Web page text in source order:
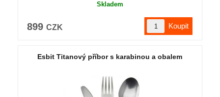
Skladem
899 CZK
Esbit Titanový příbor s karabinou a obalem